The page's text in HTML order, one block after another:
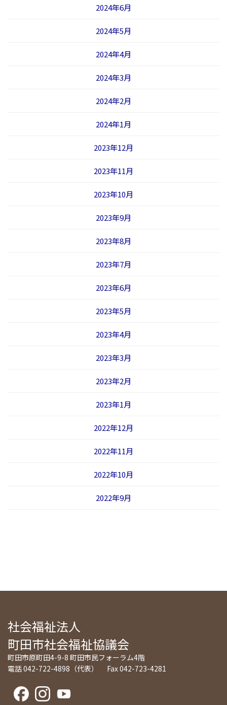
2024年6月
2024年5月
2024年4月
2024年3月
2024年2月
2024年1月
2023年12月
2023年11月
2023年10月
2023年9月
2023年8月
2023年7月
2023年6月
2023年5月
2023年4月
2023年3月
2023年2月
2023年1月
2022年12月
2022年11月
2022年10月
2022年9月
社会福祉法人
町田市社会福祉協議会
町田市原町田4-9-8 町田市民フォーラム4階
電話 042-722-4898（代表） Fax 042-723-4281